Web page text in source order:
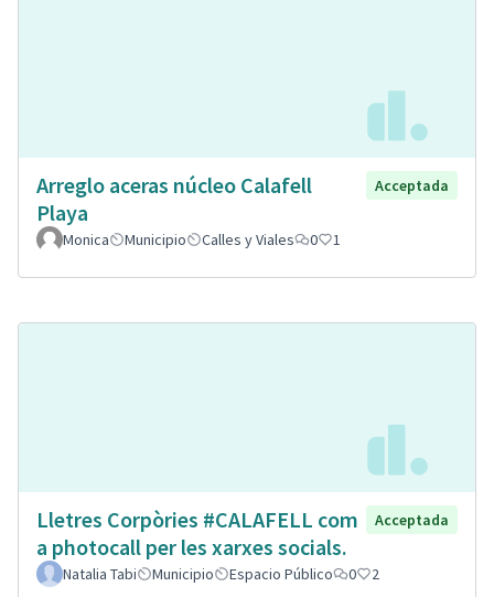
Arreglo aceras núcleo Calafell
Playa
Acceptada
Monica Municipio Calles y Viales 0 1
Lletres Corpòries #CALAFELL com
a photocall per les xarxes socials.
Acceptada
Natalia Tabi Municipio Espacio Público 0 2